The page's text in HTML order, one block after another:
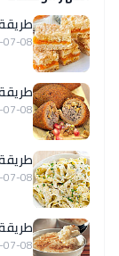
08
08
08
طريقة
08